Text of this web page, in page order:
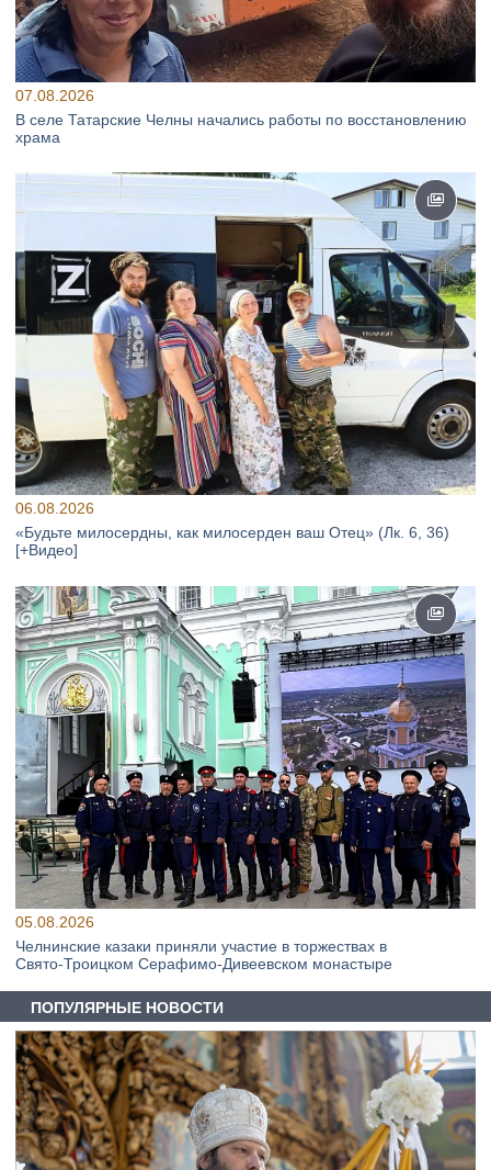
07.08.2026
В селе Татарские Челны начались работы по восстановлению
храма
06.08.2026
«Будьте милосердны, как милосерден ваш Отец» (Лк. 6, 36)
[+Видео]
05.08.2026
Челнинские казаки приняли участие в торжествах в
Свято‑Троицком Серафимо‑Дивеевском монастыре
ПОПУЛЯРНЫЕ НОВОСТИ